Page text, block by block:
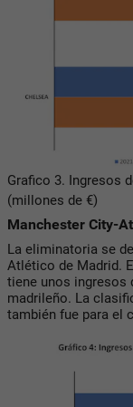
Grafico 3. Ingresos
(millones de €)
Manchester City-
La eliminatoria se
Atlético de Madrid.
tiene unos ingresos
madrileño. La
también fue para el